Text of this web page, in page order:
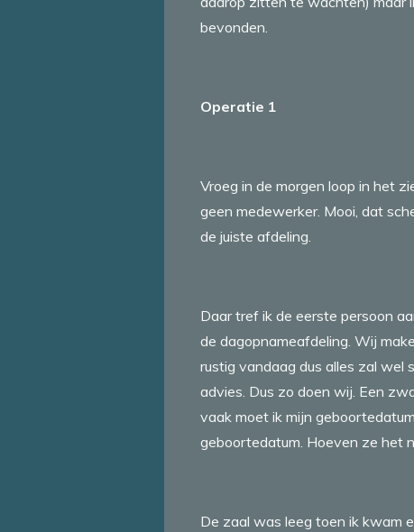
bevonden.
Operatie 1
Vroeg in de morgen loop in het
geen medewerker. Mooi, dat
de juiste afdeling.
Daar tref ik de eerste persoon
de dagopnameafdeling. Wij
rustig vandaag dus alles zal wel
advies. Dus zo doen wij. Een
vaak moet ik mijn
geboortedatum. Hoeven ze het
De zaal was leeg toen ik kwam